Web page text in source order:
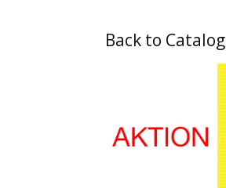
Back to Catalog